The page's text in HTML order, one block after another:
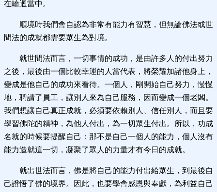
在輪迴當中。
順境時我們會自認為非常有能力有智慧，但無論佛法或世
間法的成就都需要眾生為對境。
就世間法而言，一切事情的成功，是由許多人的付出努力
之後，最後由一個比較幸運的人當代表，將榮耀加諸他身上，
變成是他自己的成功來看待。一個人，剛開始自己努力，慢慢
地，聘請了員工，讓別人來為自己服務，因而變成一個老闆。
我們想讓自己真正成就，必須要依賴別人、信任別人，而且要
學習佛陀的精神，為他人付出，為一切眾生付出。所以，功成
名就的時候要提醒自己：那不是自己一個人的能力，個人沒有
能力造就這一切，凝聚了眾人的力量才有今日的成就。
就出世法而言，佛是將自己的能力付出給眾生，到最後自
己證悟了佛的境界。因此，也要學會感恩與奉獻，為利益自己